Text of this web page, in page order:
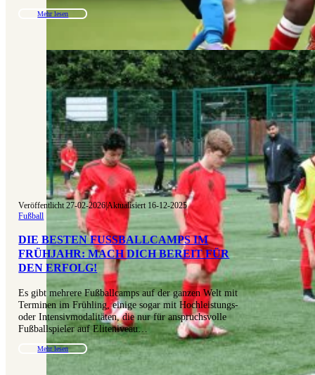
Mehr lesen
Veröffentlicht 27-02-2026|Aktualisiert 16-12-2025
Fußball
DIE BESTEN FUSSBALLCAMPS IM F
RÜHJAHR: MACH DICH BEREIT FÜR D
EN ERFOLG!
Es gibt mehrere Fußballcamps auf der ganzen Welt mit
Terminen im Frühling, einige sogar mit Hochleistungs-
oder Intensivmodalitäten, die nur für anspruchsvolle
Fußballspieler auf Eliteniveau…
Mehr lesen